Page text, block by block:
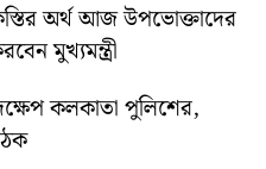
কিস্তির অর্থ আজ উপভোক্তাদের
মুখ্যমন্ত্রী
কলকাতা পুলিশের,